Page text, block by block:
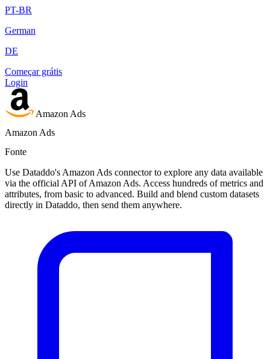
PT-BR
German
DE
Começar grátis
Login
Amazon Ads
Amazon Ads
Fonte
Use Dataddo's Amazon Ads connector to explore any data available
via the official API of Amazon Ads. Access hundreds of metrics and
attributes, from basic to advanced. Build and blend custom datasets
directly in Dataddo, then send them anywhere.